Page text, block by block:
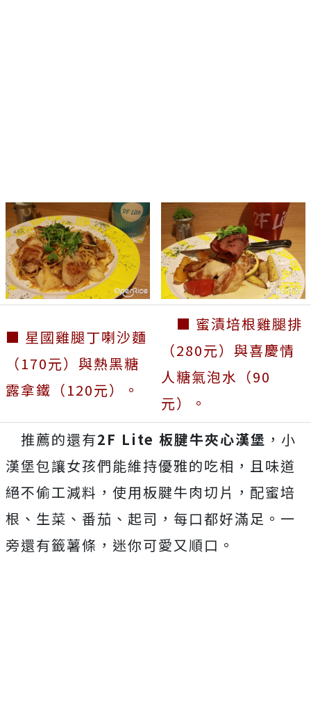
■ 星國雞腿丁喇沙麵
（170元）與熱黑糖
露拿鐵（120元）。
■ 蜜漬培根雞腿排
（280元）與喜慶情
人糖氣泡水（90
元）。
推薦的還有2F Lite 板腱牛夾心漢堡 ，小
漢堡包讓女孩們能維持優雅的吃相，且味道
絕不偷工減料，使用板腱牛肉切片，配蜜培
根、生菜、番茄、起司，每口都好滿足。一
旁還有籤薯條，迷你可愛又順口。